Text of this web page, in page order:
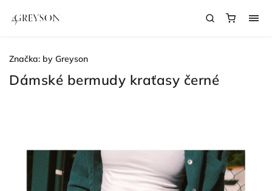
Dámské bermudy kraťasy černé
Značka: by Greyson